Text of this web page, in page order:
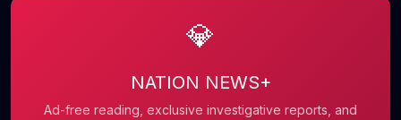
💎
NATION NEWS+
Ad-free reading, exclusive investigative reports, and